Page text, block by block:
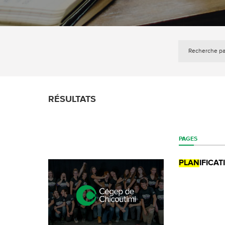
RÉSULTATS
PAGES
PLAN